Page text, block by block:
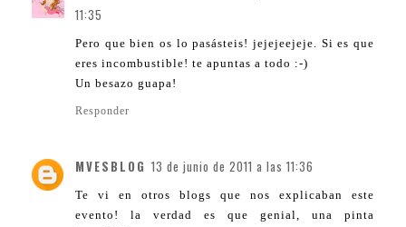
11:35
Pero que bien os lo pasásteis! jejejeejeje. Si es que
eres incombustible! te apuntas a todo :-)
Un besazo guapa!
Responder
MVESBLOG 13 de junio de 2011 a las 11:36
Te vi en otros blogs que nos explicaban este
evento! la verdad es que genial, una pinta